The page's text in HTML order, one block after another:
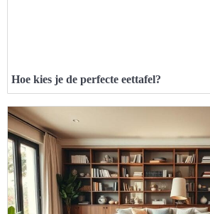
Hoe kies je de perfecte eettafel?